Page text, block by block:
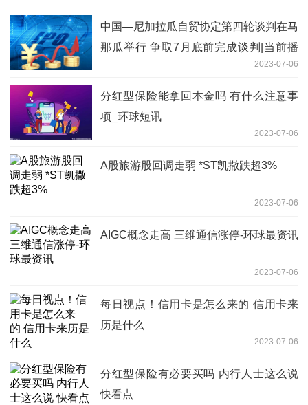
中国—尼加拉瓜自贸协定第四轮谈判在马
那瓜举行 争取7月底前完成谈判|当前播
2023-07-06
分红型保险能拿回本金吗 有什么注意事
项_环球短讯
2023-07-06
A股旅游股回调走弱 *ST凯撒跌超3%
2023-07-06
AIGC概念走高 三维通信涨停-环球最资讯
2023-07-06
每日视点！信用卡是怎么来的 信用卡来
历是什么
2023-07-06
分红型保险有必要买吗 内行人士这么说
快看点